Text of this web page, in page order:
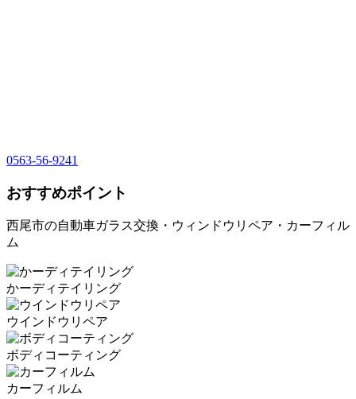
0563-56-9241
おすすめポイント
西尾市の自動車ガラス交換・ウィンドウリペア・カーフィル
ム
かーディテイリング
ウインドウリペア
ボディコーティング
カーフィルム